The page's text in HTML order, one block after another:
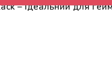
– ідеальний для